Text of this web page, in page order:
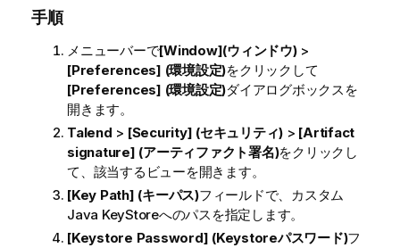
手順
メニューバーで[Window](ウィンドウ)>
[Preferences] (環境設定)をクリックして
[Preferences] (環境設定)ダイアログボックスを
開きます。
Talend > [Security] (セキュリティ) > [Artifact
signature] (アーティファクト署名)をクリックし
て、該当するビューを開きます。
[Key Path] (キーパス)フィールドで、カスタム
Java KeyStoreへのパスを指定します。
[Keystore Password] (Keystoreパスワード)フ